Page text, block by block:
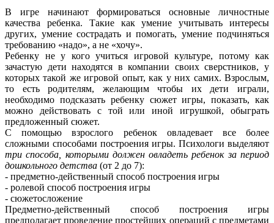
В игре начинают формироваться основные личностные
качества ребенка. Такие как умение учитывать интересы
других, умение сострадать и помогать, умение подчиняться
требованию «надо», а не «хочу».
Ребенку не у кого учиться игровой культуре, потому как
зачастую дети находятся в компании своих сверстников, у
которых такой же игровой опыт, как у них самих. Взрослым,
то есть родителям, желающим чтобы их дети играли,
необходимо подсказать ребенку сюжет игры, показать, как
можно действовать с той или иной игрушкой, обыграть
предложенный сюжет.
С помощью взрослого ребенок овладевает все более
сложными способами построения игры. Психологи выделяют
три способа, которыми должен овладеть ребенок за период
дошкольного детства (от 2 до 7):
- предметно-действенный способ построения игры
- ролевой способ построения игры
- сюжетосложение
Предметно-действенный способ построения игры
предполагает проведение простейших операций с предметами